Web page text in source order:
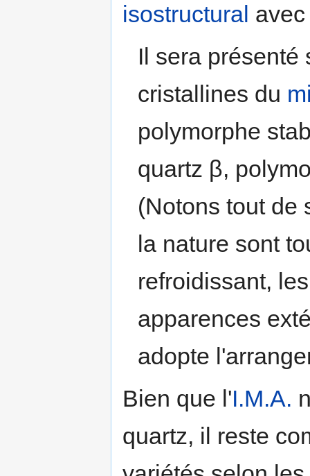
isostructural
Il sera présenté
cristallines du
polymorphe
quartz β,
(Notons tout de
la nature sont
refroidissant,
apparences
adopte
Bien que l'I.M.A.
quartz, il reste